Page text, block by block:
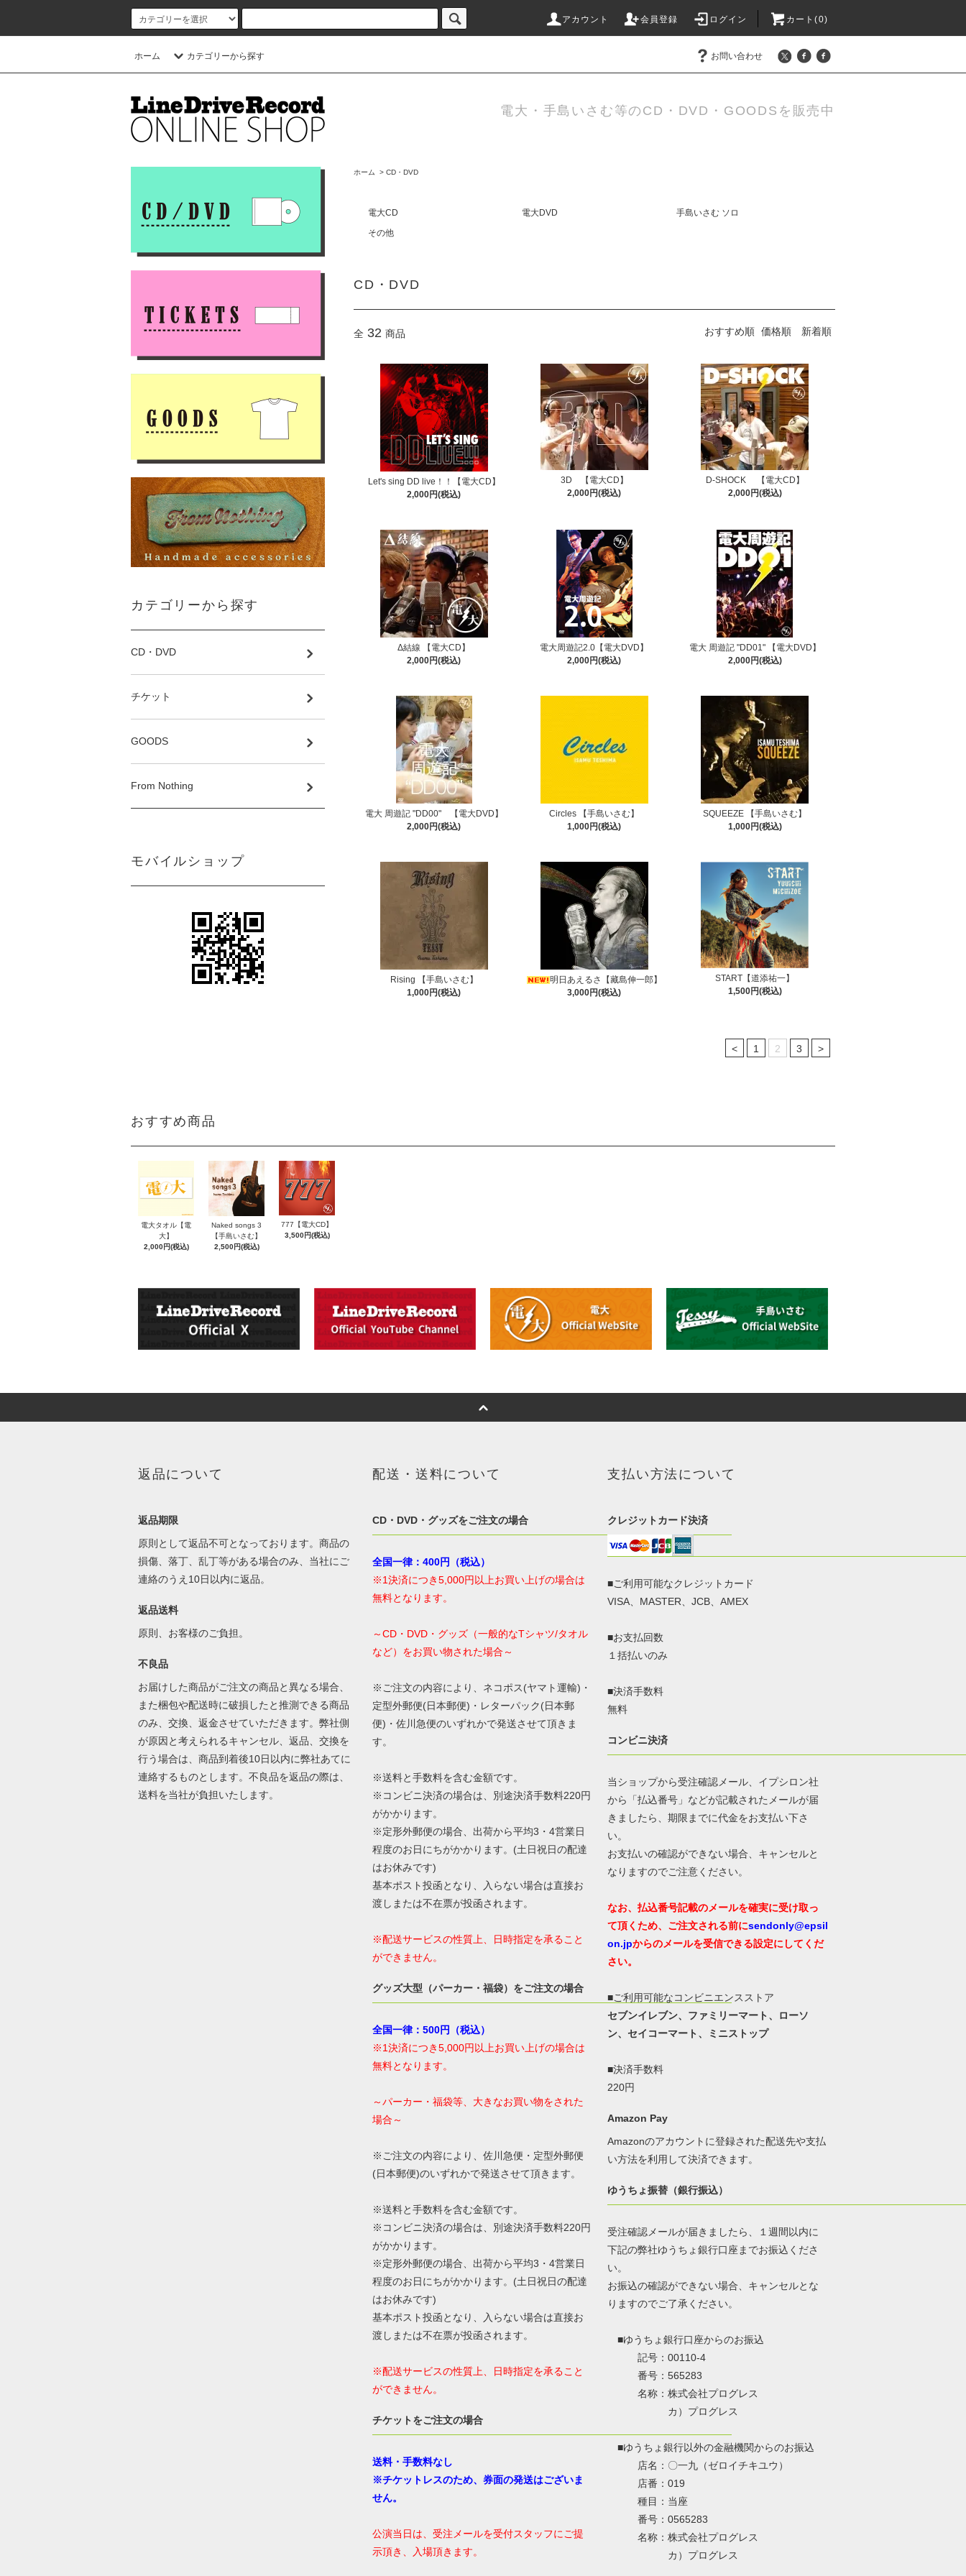
アカウント 会員登録 ログイン カート(0)
ホーム カテゴリーから探す お問い合わせ
電大・手島いさむ等のCD・DVD・GOODSを販売中
ホーム > CD・DVD
電大CD 電大DVD
手島いさむ ソロ
その他
CD・DVD
全 32 商品 おすすめ順 価格順 新着順
Let's sing DD live！！【電大CD】
2,000円(税込)
3D 【電大CD】
2,000円(税込)
D-SHOCK 【電大CD】
2,000円(税込)
Δ結線 【電大CD】
2,000円(税込)
電大周遊記2.0【電大DVD】
2,000円(税込)
電大 周遊記 "DD01" 【電大DVD】
2,000円(税込)
電大 周遊記 "DD00" 【電大DVD】
2,000円(税込)
Circles 【手島いさむ】
1,000円(税込)
SQUEEZE 【手島いさむ】
1,000円(税込)
Rising 【手島いさむ】
1,000円(税込)
明日あえるさ【藏島伸一郎】
3,000円(税込)
START【道添祐一】
1,500円(税込)
< 1 2 3 >
カテゴリーから探す
CD・DVD
チケット
GOODS
From Nothing
モバイルショップ
おすすめ商品
電大タオル【電
大】
2,000円(税込)
Naked songs 3
【手島いさむ】
2,500円(税込)
777【電大CD】
3,500円(税込)
返品について
返品期限
原則として返品不可となっております。商品の
損傷、落丁、乱丁等がある場合のみ、当社にご
連絡のうえ10日以内に返品。
返品送料
原則、お客様のご負担。
不良品
お届けした商品がご注文の商品と異なる場合、
また梱包や配送時に破損したと推測できる商品
のみ、交換、返金させていただきます。弊社側
が原因と考えられるキャンセル、返品、交換を
行う場合は、商品到着後10日以内に弊社あてに
連絡するものとします。不良品を返品の際は、
送料を当社が負担いたします。
配送・送料について
CD・DVD・グッズをご注文の場合
全国一律：400円（税込）
※1決済につき5,000円以上お買い上げの場合は
無料となります。
～CD・DVD・グッズ（一般的なTシャツ/タオル
など）をお買い物された場合～
※ご注文の内容により、ネコポス(ヤマト運輸)・
定型外郵便(日本郵便)・レターパック(日本郵
便)・佐川急便のいずれかで発送させて頂きま
す。
※送料と手数料を含む金額です。
※コンビニ決済の場合は、別途決済手数料220円
がかかります。
※定形外郵便の場合、出荷から平均3・4営業日
程度のお日にちがかかります。(土日祝日の配達
はお休みです)
基本ポスト投函となり、入らない場合は直接お
渡しまたは不在票が投函されます。
※配送サービスの性質上、日時指定を承ること
ができません。
グッズ大型（パーカー・福袋）をご注文の場合
全国一律：500円（税込）
※1決済につき5,000円以上お買い上げの場合は
無料となります。
～パーカー・福袋等、大きなお買い物をされた
場合～
※ご注文の内容により、佐川急便・定型外郵便
(日本郵便)のいずれかで発送させて頂きます。
※送料と手数料を含む金額です。
※コンビニ決済の場合は、別途決済手数料220円
がかかります。
※定形外郵便の場合、出荷から平均3・4営業日
程度のお日にちがかかります。(土日祝日の配達
はお休みです)
基本ポスト投函となり、入らない場合は直接お
渡しまたは不在票が投函されます。
※配送サービスの性質上、日時指定を承ること
ができません。
チケットをご注文の場合
送料・手数料なし
※チケットレスのため、券面の発送はございま
せん。
公演当日は、受注メールを受付スタッフにご提
示頂き、入場頂きます。
支払い方法について
クレジットカード決済
■ご利用可能なクレジットカード
VISA、MASTER、JCB、AMEX
■お支払回数
１括払いのみ
■決済手数料
無料
コンビニ決済
当ショップから受注確認メール、イプシロン社
から「払込番号」などが記載されたメールが届
きましたら、期限までに代金をお支払い下さ
い。
お支払いの確認ができない場合、キャンセルと
なりますのでご注意ください。
なお、払込番号記載のメールを確実に受け取っ
て頂くため、ご注文される前にsendonly@epsil
on.jpからのメールを受信できる設定にしてくだ
さい。
■ご利用可能なコンビニエンスストア
セブンイレブン、ファミリーマート、ローソ
ン、セイコーマート、ミニストップ
■決済手数料
220円
Amazon Pay
Amazonのアカウントに登録された配送先や支払
い方法を利用して決済できます。
ゆうちょ振替（銀行振込）
受注確認メールが届きましたら、１週間以内に
下記の弊社ゆうちょ銀行口座までお振込くださ
い。
お振込の確認ができない場合、キャンセルとな
りますのでご了承ください。
■ゆうちょ銀行口座からのお振込
記号：00110-4
番号：565283
名称：株式会社プログレス
カ）プログレス
■ゆうちょ銀行以外の金融機関からのお振込
店名：〇一九（ゼロイチキユウ）
店番：019
種目：当座
番号：0565283
名称：株式会社プログレス
カ）プログレス